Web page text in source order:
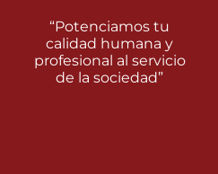
“Potenciamos tu
calidad humana y
profesional al servicio
de la sociedad”